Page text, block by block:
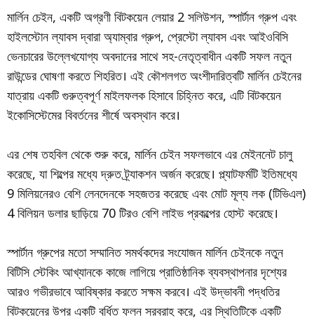
মার্লিন চেইন, একটি অগ্রণী বিটকয়েন লেয়ার 2 সলিউশন, স্পার্টান গ্রুপ এবং
হাইলস্টোন ল্যাবস দ্বারা অ্যাম্বার গ্রুপ, প্রেস্টো ল্যাবস এবং আইওবিসি
ভেনচারের উল্লেখযোগ্য অবদানের সাথে সহ-নেতৃত্বাধীন একটি সফল নতুন
রাউন্ডের ঘোষণা করতে শিহরিত। এই কৌশলগত অংশীদারিত্বটি মার্লিন চেইনের
যাত্রায় একটি গুরুত্বপূর্ণ মাইলফলক হিসাবে চিহ্নিত করে, এটি বিটকয়েন
ইকোসিস্টেমের বিবর্তনের শীর্ষে অবস্থান করে।
এর শেষ তহবিল থেকে শুরু করে, মার্লিন চেইন সফলভাবে এর মেইননেট চালু
করেছে, যা শিল্পের মধ্যে দ্রুত ট্র্যাকশন অর্জন করেছে। প্ল্যাটফর্মটি ইতিমধ্যে
9 মিলিয়নেরও বেশি লেনদেনকে সহজতর করেছে এবং মোট মূল্য লক (টিভিএল)
4 বিলিয়ন ডলার ছাড়িয়ে 70 টিরও বেশি লাইভ প্রকল্পের হোস্ট করেছে।
স্পার্টান গ্রুপের মতো সম্মানিত সমর্থকদের সংযোজন মার্লিন চেইনকে নতুন
বিটিসি স্টেকিং আখ্যানকে কাজে লাগিয়ে প্রাতিষ্ঠানিক ব্যবস্থাপনার দৃশ্যের
আরও গভীরভাবে আবিষ্কার করতে সক্ষম করবে। এই উদ্ভাবনী পদ্ধতির
বিটকয়েনের উপর একটি বর্ধিত ফলন সরবরাহ করে, এর স্থিতিটিকে একটি